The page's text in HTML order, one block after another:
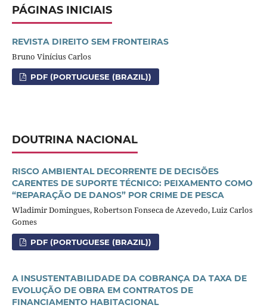
PÁGINAS INICIAIS
REVISTA DIREITO SEM FRONTEIRAS
Bruno Vinícius Carlos
PDF (PORTUGUESE (BRAZIL))
DOUTRINA NACIONAL
RISCO AMBIENTAL DECORRENTE DE DECISÕES
CARENTES DE SUPORTE TÉCNICO: PEIXAMENTO COMO
“REPARAÇÃO DE DANOS” POR CRIME DE PESCA
Wladimir Domingues, Robertson Fonseca de Azevedo, Luiz Carlos
Gomes
PDF (PORTUGUESE (BRAZIL))
A INSUSTENTABILIDADE DA COBRANÇA DA TAXA DE
EVOLUÇÃO DE OBRA EM CONTRATOS DE
FINANCIAMENTO HABITACIONAL